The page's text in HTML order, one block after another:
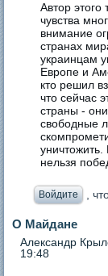
Автор
чувства
внимание
странах
украинцам
Европе и
кто решил
что сейчас
страны -
свободные
нельзя
Войдите ,
О Майдане
Александр
19:48